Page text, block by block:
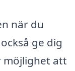
när du
ge dig
möjlighet att